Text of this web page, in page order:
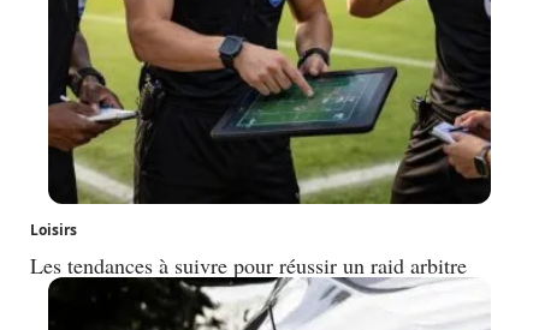
Loisirs
Les tendances à suivre pour réussir un raid arbitre